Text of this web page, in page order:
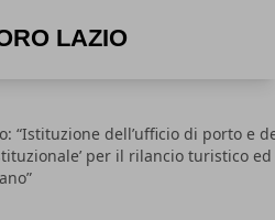
“Istituzione dell’ufficio di porto e
per il rilancio turistico